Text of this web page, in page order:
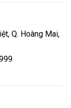
Q. Hoàng Mai,